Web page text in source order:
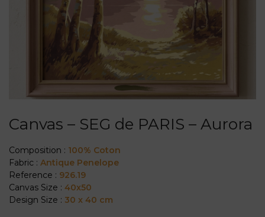
Canvas – SEG de PARIS – Aurora
Composition : 100% Coton
Fabric : Antique Penelope
Reference : 926.19
Canvas Size : 40x50
Design Size : 30 x 40 cm